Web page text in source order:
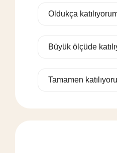
Oldukça
Büyük ölçüde
Tamamen